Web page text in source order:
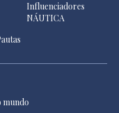
Influenciadores
NÁUTICA
mundo